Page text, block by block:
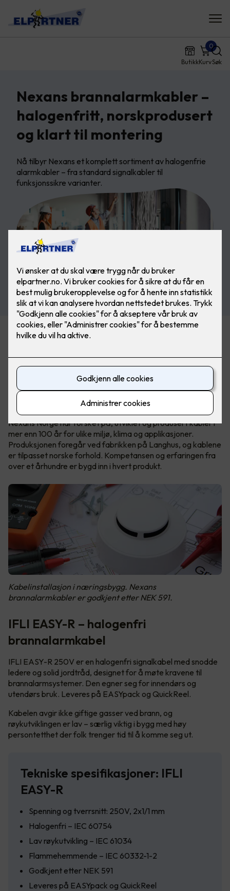
ButikkKurv
0
Søk
Nexans brannalarmkabler –
halogenfritt, norskprodusert
og klart til montering
Nå tilbyr Nexans et komplett sortiment av halogenfrie
alarmkabler – fra standard signalkabler til
funksjonssikre varianter.
Det nye sortimentet er tilgjengelig i Nexans’ nye
Over 100 år med norsk
kabelkompetanse
Nexans Norge har forsket på, utviklet og produsert kabler i
mer enn 100 år for ulike miljø, klima og applikasjoner.
Produksjonen foregår ved fabrikken på Langhus, og kablene
er tilpasset norske forhold. Kompetansen og erfaringen fra
over et århundre er bygd inn i hvert produkt.
Kabelinstallasjon i næringsbygg. Nexans
brannalarmkabler er godkjent etter NEK 591.
IFLI EASY-R – halogenfri
brannalarmkabel
IFLI EASY-R 250V er en halogenfri signalkabel med snodde
ledere og solid jordtråd, designet for å møte kravene til
brannalarmsystemer. Den egner seg for innendørs og
utendørs bruk. Leveres på EASYpack og QuickReel.
Kabelen avgir ikke giftige gasser ved brann, og
røykutviklingen er lav – særlig viktig i bygg med høy
persontetthet der folk trenger tid til å komme seg ut.
Tekniske spesifikasjoner: IFLI
EASY-R
Spenning og tverrsnitt: 250V, 2x1/1 mm
Halogenfri – IEC 60754
Lav røykutvikling – IEC 61034
Flammehemmende – IEC 60332-1-2
Godkjent etter NEK 591
Leveres på EASYpack og QuickReel